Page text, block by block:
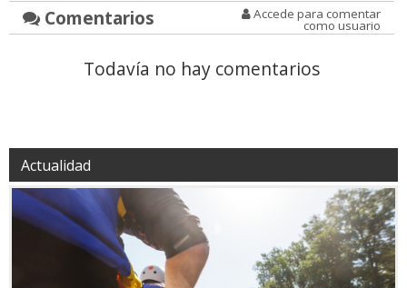
Comentarios Accede para comentar
como usuario
Todavía no hay comentarios
Actualidad